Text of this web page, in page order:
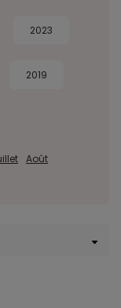
2023
2019
Août